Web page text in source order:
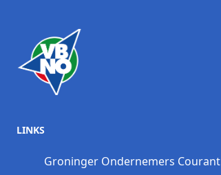
LINKS
Groninger Ondernemers Courant